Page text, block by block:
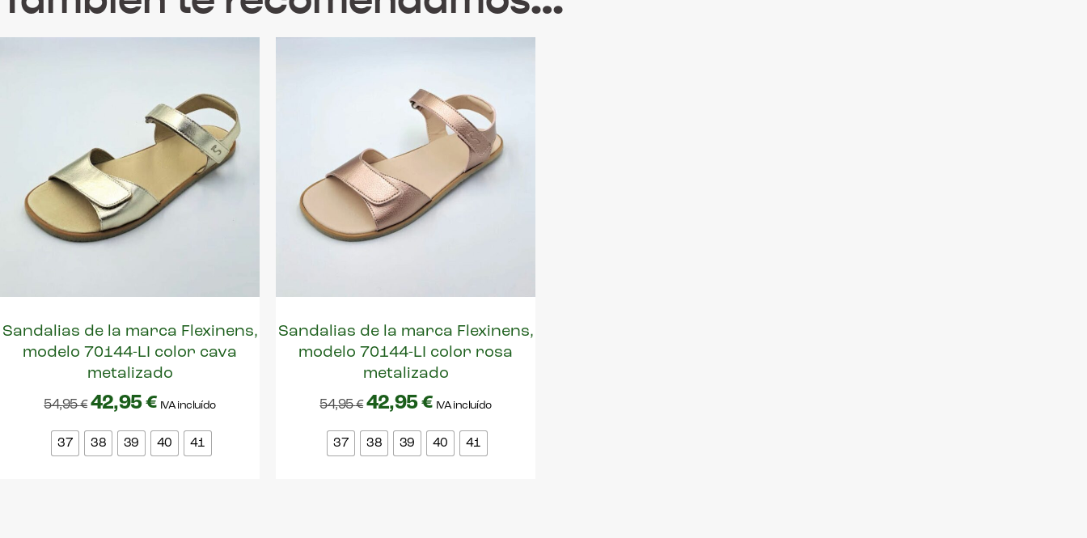
Sandalias de la marca Flexinens,
modelo 70144-LI color cava
metalizado
54,95€ 42,95€ IVA incluído
37 38 39 40 41
Sandalias de la marca Flexinens,
modelo 70144-LI color rosa
metalizado
54,95€ 42,95€ IVA incluído
37 38 39 40 41